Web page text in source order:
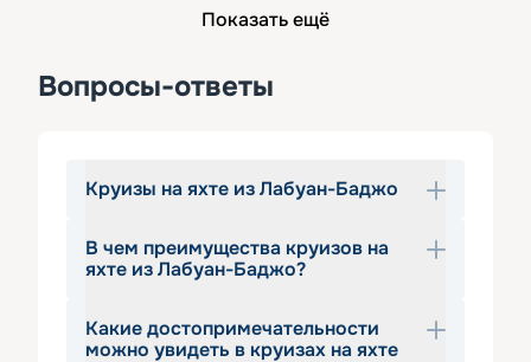
Показать ещё
Вопросы-ответы
Круизы на яхте из Лабуан-Баджо
Лабуан-Баджо — это ворота в
легендарный национальный парк
захватывающих мест Индонезии.
В чем преимущества круизов на
яхте из Лабуан-Баджо?
Экспедиции по этому региону
Какие достопримечательности
можно увидеть в круизах на яхте